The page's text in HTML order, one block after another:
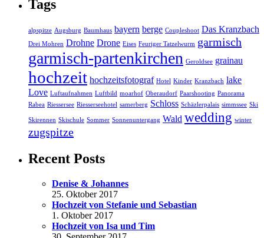
Tags
alpspitze Augsburg Baumhaus bayern berge Coupleshoot Das Kranzbach
Drei Mohren Drohne Drone Eises Feuriger Tatzelwurm garmisch
garmisch-partenkirchen Geroldsee grainau
hochzeit hochzeitsfotograf Hotel Kinder Kranzbach lake
Love Luftaufnahmen Luftbild moarhof Oberaudorf Paarshooting Panorama
Rabea Riessersee Riesserseehotel samerberg Schloss Schäzlerpalais simmssee Ski
Skirennen Skischule Sommer Sonnenuntergang Wald wedding winter
zugspitze
Recent Posts
Denise & Johannes
25. Oktober 2017
Hochzeit von Stefanie und Sebastian
1. Oktober 2017
Hochzeit von Isa und Tim